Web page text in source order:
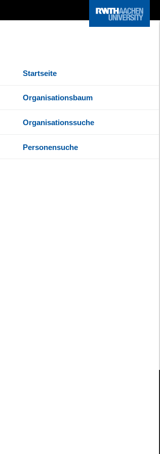
Startseite
Organisationsbaum
Organisationssuche
Personensuche